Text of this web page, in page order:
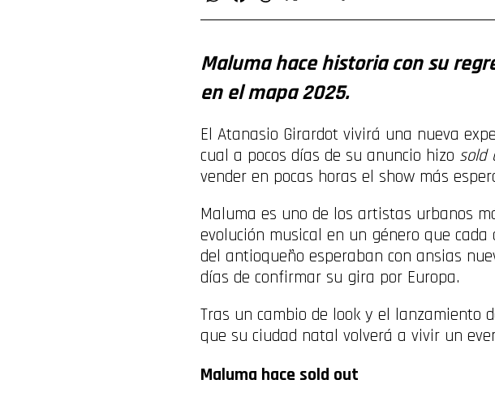
Maluma hace historia con su
en el mapa 2025.
El Atanasio Girardot vivirá una nueva
cual a pocos días de su anuncio hizo sold
vender en pocas horas el show más
Maluma es uno de los artistas urbanos
evolución musical en un género que
del antioqueño esperaban con ansias
días de confirmar su gira por Europa.
Tras un cambio de look y el lanzamiento
que su ciudad natal volverá a vivir un
Maluma hace sold out